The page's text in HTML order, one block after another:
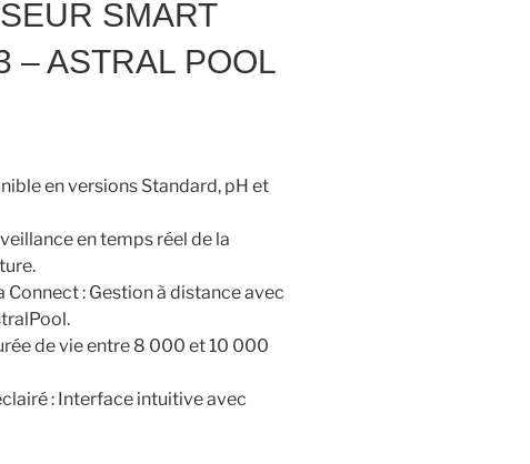
SMART
– ASTRAL POOL
en versions Standard, pH et
en temps réel de la
: Gestion à distance avec
de vie entre 8 000 et 10 000
: Interface intuitive avec